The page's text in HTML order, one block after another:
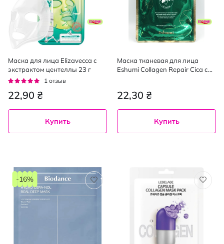
Маска для лица Elizavecca с
экстрактом центеллы 23 г
Рейтинг:
1 отзыв
22,90 ₴
Купить
Маска тканевая для лица
Eshumi Collagen Repair Cica с
22,30 ₴
Купить
-16%